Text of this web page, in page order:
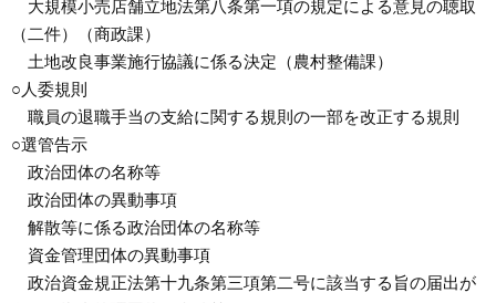
大規模小売店舗立地法第八条第一項の規定による意見の聴取
（二件）（商政課）
土地改良事業施行協議に係る決定（農村整備課）
○人委規則
職員の退職手当の支給に関する規則の一部を改正する規則
○選管告示
政治団体の名称等
政治団体の異動事項
解散等に係る政治団体の名称等
資金管理団体の異動事項
政治資金規正法第十九条第三項第二号に該当する旨の届出が